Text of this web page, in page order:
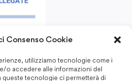
Consenso Cookie
utilizziamo tecnologie come i
o accedere alle informazioni del
tecnologie ci permetterà di